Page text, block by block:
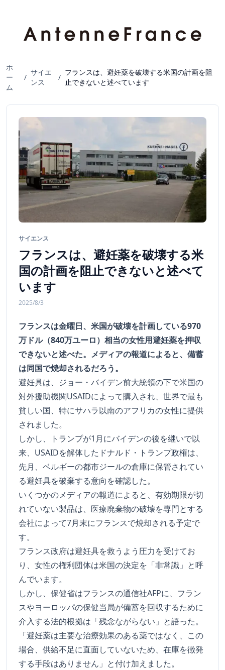
ホ
ー
ム
/
サイエ
ンス
/
フランスは、避妊薬を破壊する米国の計画を阻
止できないと述べています
サイエンス
フランスは、避妊薬を破壊する米
国の計画を阻止できないと述べて
います
2025/8/3
フランスは金曜日、米国が破壊を計画している970
万ドル（840万ユーロ）相当の女性用避妊薬を押収
できないと述べた。メディアの報道によると、備蓄
は同国で焼却されるだろう。
避妊具は、ジョー・バイデン前大統領の下で米国の
対外援助機関USAIDによって購入され、世界で最も
貧しい国、特にサハラ以南のアフリカの女性に提供
されました。
しかし、トランプが1月にバイデンの後を継いで以
来、USAIDを解体したドナルド・トランプ政権は、
先月、ベルギーの都市ジールの倉庫に保管されてい
る避妊具を破棄する意向を確認した。
いくつかのメディアの報道によると、有効期限が切
れていない製品は、医療廃棄物の破壊を専門とする
会社によって7月末にフランスで焼却される予定で
す。
フランス政府は避妊具を救うよう圧力を受けてお
り、女性の権利団体は米国の決定を「非常識」と呼
んでいます。
しかし、保健省はフランスの通信社AFPに、フラン
スやヨーロッパの保健当局が備蓄を回収するために
介入する法的根拠は「残念ながらない」と語った。
「避妊薬は主要な治療効果のある薬ではなく、この
場合、供給不足に直面していないため、在庫を徴発
する手段はありません」と付け加えました。